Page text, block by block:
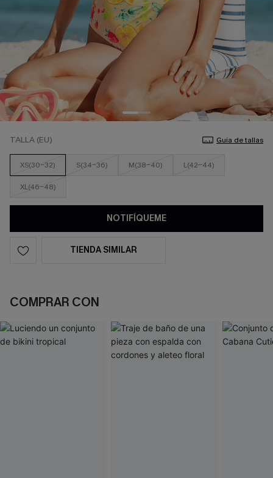
TALLA (EU) Guía de tallas
XS(30-32) S(34-36) M(38-40) L(42-44)
XL(46-48)
NOTIFÍQUEME
TIENDA SIMILAR
COMPRAR CON